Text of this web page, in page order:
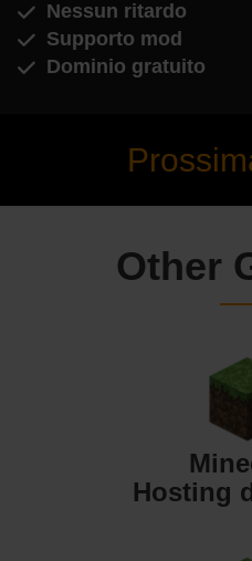
Nessun ritardo
Supporto mod
Dominio gratuito
Other
Hosting